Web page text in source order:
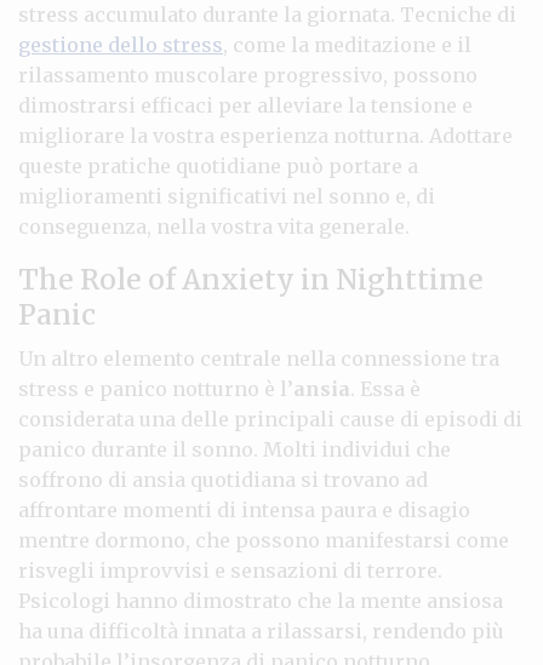
stress accumulato durante la giornata. Tecniche di
gestione dello stress, come la meditazione e il
rilassamento muscolare progressivo, possono
dimostrarsi efficaci per alleviare la tensione e
migliorare la vostra esperienza notturna. Adottare
queste pratiche quotidiane può portare a
miglioramenti significativi nel sonno e, di
conseguenza, nella vostra vita generale.
The Role of Anxiety in Nighttime
Panic
Un altro elemento centrale nella connessione tra
stress e panico notturno è l’ansia. Essa è
considerata una delle principali cause di episodi di
panico durante il sonno. Molti individui che
soffrono di ansia quotidiana si trovano ad
affrontare momenti di intensa paura e disagio
mentre dormono, che possono manifestarsi come
risvegli improvvisi e sensazioni di terrore.
Psicologi hanno dimostrato che la mente ansiosa
ha una difficoltà innata a rilassarsi, rendendo più